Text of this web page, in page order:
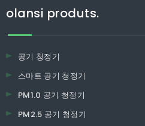
olansi produts.
공기 청정기
스마트 공기 청정기
PM1.0 공기 청정기
PM2.5 공기 청정기